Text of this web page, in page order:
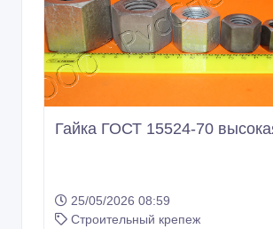
Гайка ГОСТ 15524-70
25/05/2026 08:59
Строительный крепеж